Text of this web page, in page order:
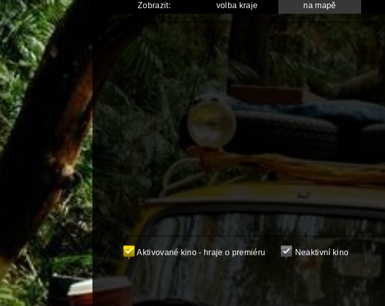
Zobrazit: volba kraje na mapě
Aktivované kino - hraje o premiéru Neaktivní kino